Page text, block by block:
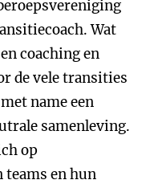
Wat
coaching en
de vele transities
name een
samenleving.
op
teams en hun